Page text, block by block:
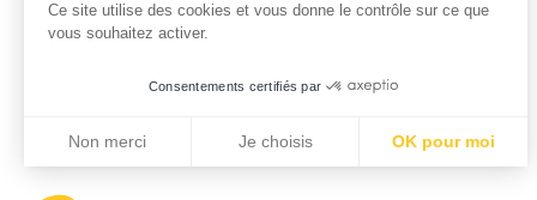
Ce site utilise des cookies et vous donne le contrôle sur ce que
vous souhaitez activer.
Consentements certifiés par
Non merci Je choisis OK pour moi